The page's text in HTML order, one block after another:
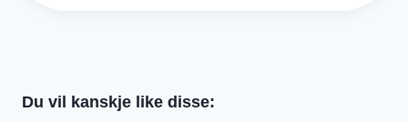
Du vil kanskje like disse: